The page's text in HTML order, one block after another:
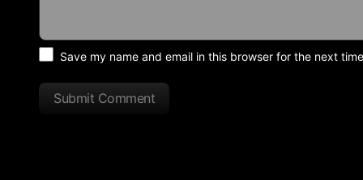
Save my name and email in this browser for the next
Submit Comment